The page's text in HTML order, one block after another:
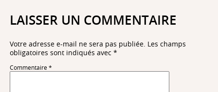
LAISSER UN COMMENTAIRE
Votre adresse e-mail ne sera pas publiée. Les champs
obligatoires sont indiqués avec *
Commentaire *